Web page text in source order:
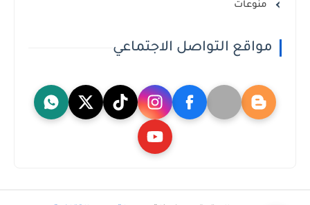
منوعات
مواقع التواصل الاجتماعي